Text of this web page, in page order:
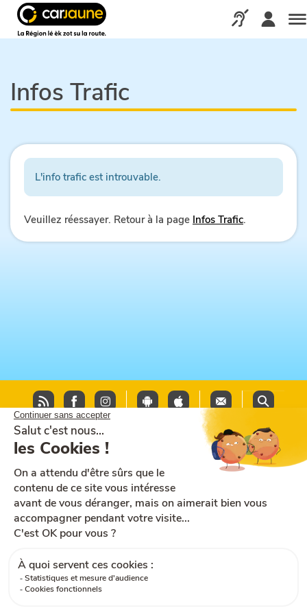
jaune
Appelez-nous
Infos Trafic
L'info trafic est introuvable.
Veuillez réessayer. Retour à la page Infos Trafic.
Plan du site Aide et accessibilité
Mentions légales CGU
CGV Cookies
RGPD